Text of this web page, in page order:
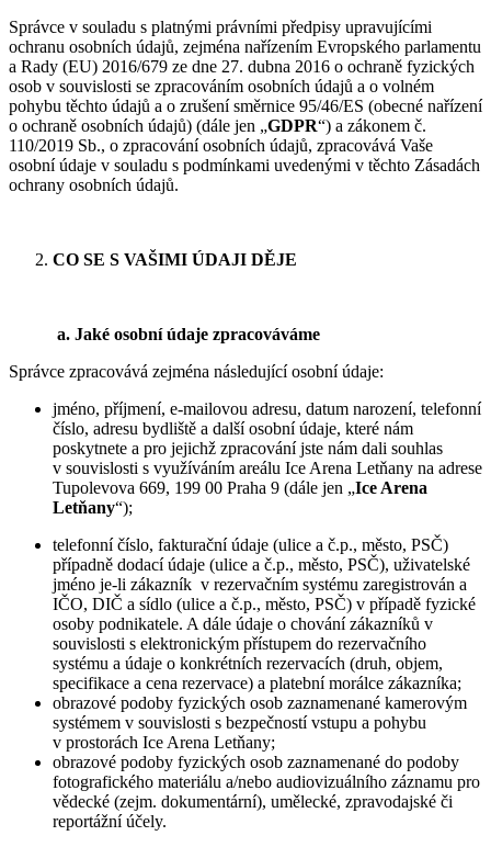
Správce v souladu s platnými právními předpisy upravujícími
ochranu osobních údajů, zejména nařízením Evropského parlamentu
a Rady (EU) 2016/679 ze dne 27. dubna 2016 o ochraně fyzických
osob v souvislosti se zpracováním osobních údajů a o volném
pohybu těchto údajů a o zrušení směrnice 95/46/ES (obecné nařízení
o ochraně osobních údajů) (dále jen „GDPR“) a zákonem č.
110/2019 Sb., o zpracování osobních údajů, zpracovává Vaše
osobní údaje v souladu s podmínkami uvedenými v těchto Zásadách
ochrany osobních údajů.
CO SE S VAŠIMI ÚDAJI DĚJE
a. Jaké osobní údaje zpracováváme
Správce zpracovává zejména následující osobní údaje:
jméno, příjmení, e-mailovou adresu, datum narození, telefonní
číslo, adresu bydliště a další osobní údaje, které nám
poskytnete a pro jejichž zpracování jste nám dali souhlas
v souvislosti s využíváním areálu Ice Arena Letňany na adrese
Tupolevova 669, 199 00 Praha 9 (dále jen „Ice Arena
Letňany“);
telefonní číslo, fakturační údaje (ulice a č.p., město, PSČ)
případně dodací údaje (ulice a č.p., město, PSČ), uživatelské
jméno je-li zákazník v rezervačním systému zaregistrován a
IČO, DIČ a sídlo (ulice a č.p., město, PSČ) v případě fyzické
osoby podnikatele. A dále údaje o chování zákazníků v
souvislosti s elektronickým přístupem do rezervačního
systému a údaje o konkrétních rezervacích (druh, objem,
specifikace a cena rezervace) a platební morálce zákazníka;
obrazové podoby fyzických osob zaznamenané kamerovým
systémem v souvislosti s bezpečností vstupu a pohybu
v prostorách Ice Arena Letňany;
obrazové podoby fyzických osob zaznamenané do podoby
fotografického materiálu a/nebo audiovizuálního záznamu pro
vědecké (zejm. dokumentární), umělecké, zpravodajské či
reportážní účely.